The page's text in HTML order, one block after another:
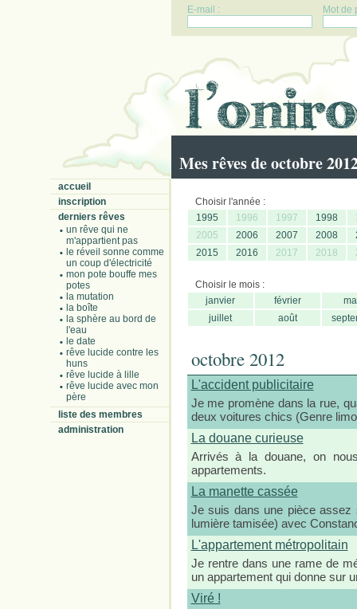
E-mail : Mot de
Mes rêves de octobre
accueil
inscription
derniers rêves
un rêve qui ne
m'appartient pas
le réveil sonne comme
un coup d'électricité
mon pote bouffe mes
potes
la mutation
la boîte
la sphère au bord de
l'eau
le date
rêve lucide contre les
huns
rêve lucide à lille
rêve lucide avec mon
père
liste des membres
administration
Choisir l'année :
1995
1996 1997 1998
2005
2006 2007 2008
2015
2016 2017 2018
Choisir le mois :
janvier
février
juillet
août
octobre 2012
L'accident publicitaire
Je me promène dans la rue,
deux voitures chics (Genre
La douane curieuse
Arrivés à la douane, on
appartements.
La manette cassée
Je suis dans une pièce
lumière tamisée) avec
L'appartement métropolitain
Je rentre dans une rame de
un appartement qui donne sur
Viré !